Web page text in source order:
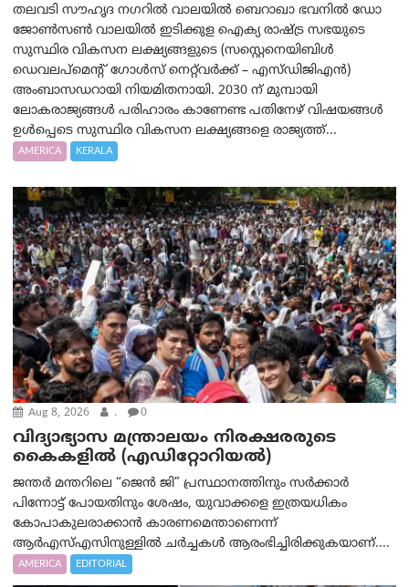
തലവടി സൗഹൃദ നഗറിൽ വാലയിൽ ബെറാഖാ ഭവനിൽ ഡോ
ജോൺസൺ വാലയിൽ ഇടിക്കുള ഐക്യ രാഷ്ട്ര സഭയുടെ
സുസ്ഥിര വികസന ലക്ഷ്യങ്ങളുടെ (സസ്റ്റെനെയിബിൾ
ഡെവലപ്‌മെന്റ് ഗോൾസ് നെറ്റ്‌വർക്ക് – എസ്ഡിജിഎൻ)
അംബാസഡറായി നിയമിതനായി. 2030 ന് മുമ്പായി
ലോകരാജ്യങ്ങൾ പരിഹാരം കാണേണ്ട പതിനേഴ് വിഷയങ്ങൾ
ഉൾപ്പെടെ സുസ്ഥിര വികസന ലക്ഷ്യങ്ങളെ രാജ്യത്ത്...
AMERICA KERALA
Aug 8, 2026 . 0
വിദ്യാഭ്യാസ മന്ത്രാലയം നിരക്ഷരരുടെ
കൈകളിൽ (എഡിറ്റോറിയല്‍)
ജന്തർ മന്തറിലെ “ജെൻ ജി” പ്രസ്ഥാനത്തിനും സർക്കാർ
പിന്നോട്ട് പോയതിനും ശേഷം, യുവാക്കളെ ഇത്രയധികം
കോപാകുലരാക്കാൻ കാരണമെന്താണെന്ന്
ആർ‌എസ്‌എസിനുള്ളിൽ ചർച്ചകൾ ആരംഭിച്ചിരിക്കുകയാണ്....
AMERICA EDITORIAL